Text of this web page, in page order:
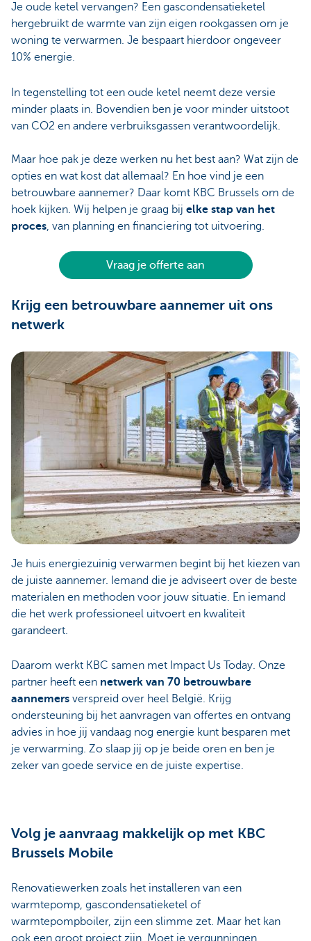
Je oude ketel vervangen? Een gascondensatieketel
hergebruikt de warmte van zijn eigen rookgassen om je
woning te verwarmen. Je bespaart hierdoor ongeveer
10% energie.
In tegenstelling tot een oude ketel neemt deze versie
minder plaats in. Bovendien ben je voor minder uitstoot
van CO2 en andere verbruiksgassen verantwoordelijk.
Maar hoe pak je deze werken nu het best aan? Wat zijn de
opties en wat kost dat allemaal? En hoe vind je een
betrouwbare aannemer? Daar komt KBC Brussels om de
hoek kijken. Wij helpen je graag bij elke stap van het
proces , van planning en financiering tot uitvoering.
Vraag je offerte aan
Krijg een betrouwbare aannemer uit ons
netwerk
Je huis energiezuinig verwarmen begint bij het kiezen van
de juiste aannemer. Iemand die je adviseert over de beste
materialen en methoden voor jouw situatie. En iemand
die het werk professioneel uitvoert en kwaliteit
garandeert.
Daarom werkt KBC samen met Impact Us Today. Onze
partner heeft een netwerk van 70 betrouwbare
aannemers verspreid over heel België. Krijg
ondersteuning bij het aanvragen van offertes en ontvang
advies in hoe jij vandaag nog energie kunt besparen met
je verwarming. Zo slaap jij op je beide oren en ben je
zeker van goede service en de juiste expertise.
Volg je aanvraag makkelijk op met KBC
Brussels Mobile
Renovatiewerken zoals het installeren van een
warmtepomp, gascondensatieketel of
warmtepompboiler, zijn een slimme zet. Maar het kan
ook een groot project zijn. Moet je vergunningen,